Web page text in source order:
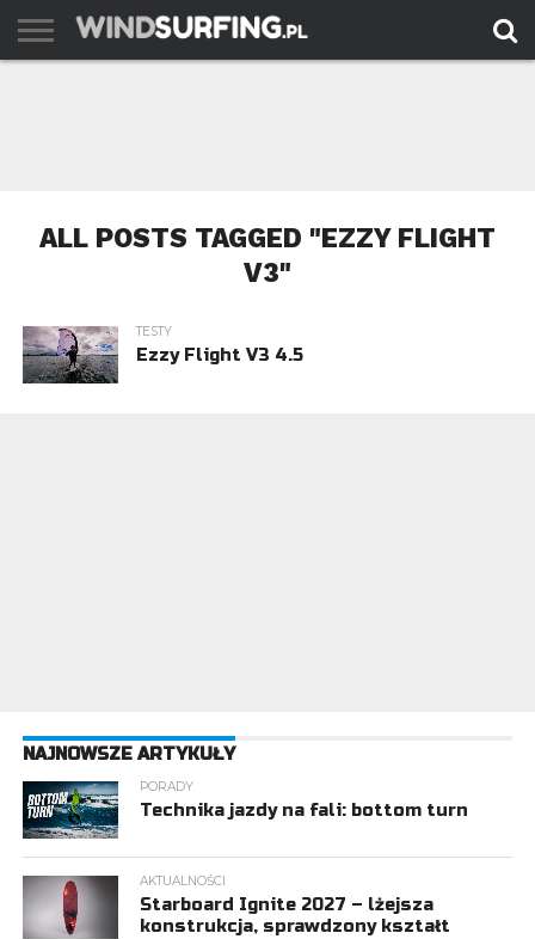
ALL POSTS TAGGED "EZZY FLIGHT
V3"
TESTY
Ezzy Flight V3 4.5
NAJNOWSZE ARTYKUŁY
PORADY
Technika jazdy na fali: bottom turn
AKTUALNOŚCI
Starboard Ignite 2027 – lżejsza
konstrukcja, sprawdzony kształt